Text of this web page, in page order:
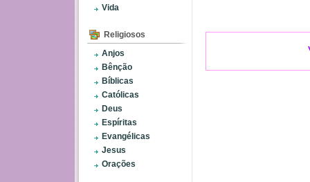
Vida
Religiosos
Anjos
Bênção
Bíblicas
Católicas
Deus
Espíritas
Evangélicas
Jesus
Orações